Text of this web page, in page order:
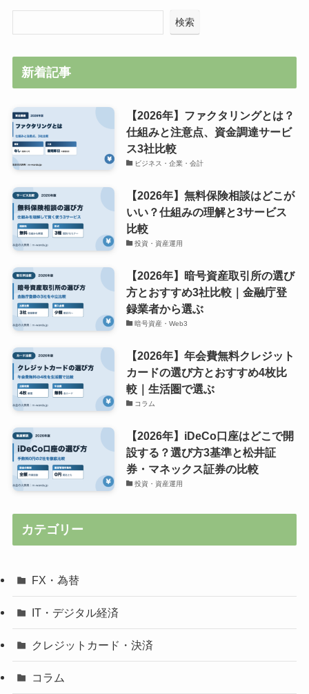
検索
新着記事
【2026年】ファクタリングとは？
仕組みと注意点、資金調達サービ
ス3社比較
ビジネス・企業・会計
【2026年】無料保険相談はどこが
いい？仕組みの理解と3サービス
比較
投資・資産運用
【2026年】暗号資産取引所の選び
方とおすすめ3社比較｜金融庁登
録業者から選ぶ
暗号資産・Web3
【2026年】年会費無料クレジット
カードの選び方とおすすめ4枚比
較｜生活圏で選ぶ
コラム
【2026年】iDeCo口座はどこで開
設する？選び方3基準と松井証
券・マネックス証券の比較
投資・資産運用
カテゴリー
FX・為替
IT・デジタル経済
クレジットカード・決済
コラム